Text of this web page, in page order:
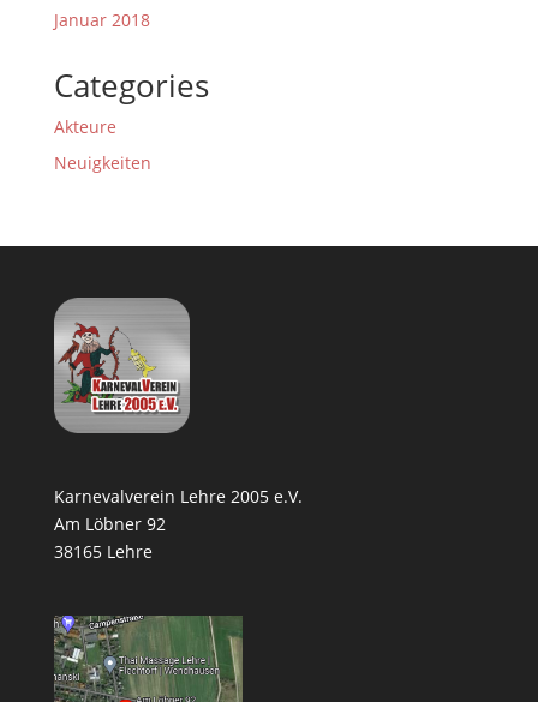
Januar 2018
Categories
Akteure
Neuigkeiten
Karnevalverein Lehre 2005 e.V.
Am Löbner 92
38165 Lehre